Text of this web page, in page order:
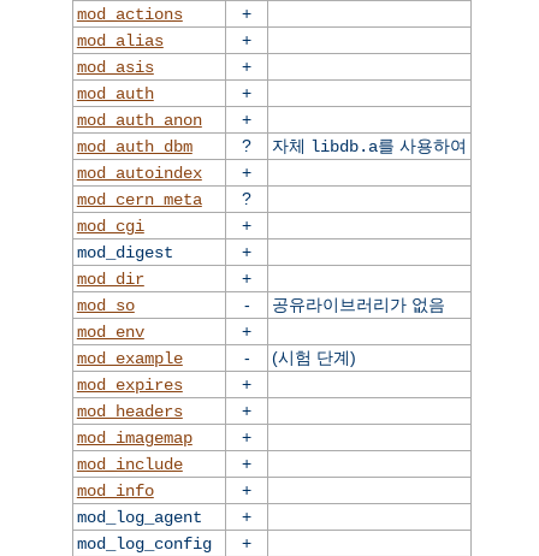
mod_actions
+
mod_alias
+
mod_asis
+
mod_auth
+
mod_auth_anon
+
mod_auth_dbm
? 자체 libdb.a를 사용하여
mod_autoindex
+
mod_cern_meta
?
mod_cgi
+
mod_digest
+
mod_dir
+
mod_so
-
공유라이브러리가 없음
mod_env
+
mod_example
-
(시험 단계)
mod_expires
+
mod_headers
+
mod_imagemap
+
mod_include
+
mod_info
+
mod_log_agent
+
mod_log_config
+